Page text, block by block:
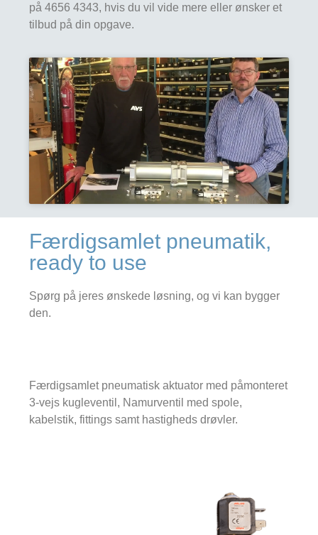
på 4656 4343, hvis du vil vide mere eller ønsker et
tilbud på din opgave.
Færdigsamlet pneumatik,
ready to use
Spørg på jeres ønskede løsning, og vi kan bygger
den.
Færdigsamlet pneumatisk aktuator med påmonteret
3-vejs kugleventil, Namurventil med spole,
kabelstik, fittings samt hastigheds drøvler.